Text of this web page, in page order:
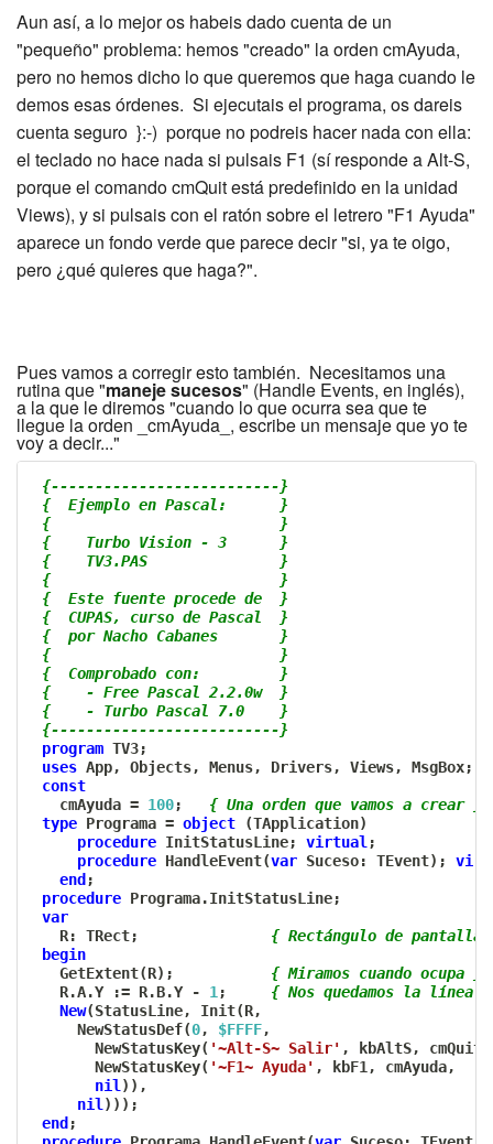
Aun así, a lo mejor os habeis dado cuenta de un
"pequeño" problema: hemos "creado" la orden cmAyuda,
pero no hemos dicho lo que queremos que haga cuando le
demos esas órdenes. Si ejecutais el programa, os dareis
cuenta seguro }:-) porque no podreis hacer nada con ella:
el teclado no hace nada si pulsais F1 (sí responde a Alt-S,
porque el comando cmQuit está predefinido en la unidad
Views), y si pulsais con el ratón sobre el letrero "F1 Ayuda"
aparece un fondo verde que parece decir "si, ya te oigo,
pero ¿qué quieres que haga?".
Pues vamos a corregir esto también. Necesitamos una
rutina que "maneje sucesos" (Handle Events, en inglés),
a la que le diremos "cuando lo que ocurra sea que te
llegue la orden _cmAyuda_, escribe un mensaje que yo te
voy a decir..."
{--------------------------}
{  Ejemplo en Pascal:      }
{                          }
{    Turbo Vision - 3      }
{    TV3.PAS               }
{                          }
{  Este fuente procede de  }
{  CUPAS, curso de Pascal  }
{  por Nacho Cabanes       }
{                          }
{  Comprobado con:         }
{    - Free Pascal 2.2.0w  }
{    - Turbo Pascal 7.0    }
{--------------------------}
program TV3;
uses App, Objects, Menus, Drivers, Views, MsgBox;
const
   cmAyuda
= 100;
{ Una orden que vamos a crear }
type Programa = object (TApplication)
procedure InitStatusLine; virtual;
procedure HandleEvent(var Suceso: TEvent) ;
end ;
procedure Programa.InitStatusLine;
var
   R
: TRect;
{ Rectángulo de pantalla
begin
   GetExtent
(R) ;
{ Miramos cuando ocupa }
   R
.A.Y := R.B.Y - 1;
{ Nos quedamos la
New(StatusLine, Init(R,
     NewStatusDef
(0, $FFFF,
       NewStatusKey
( '~Alt-S~ Salir' , kbAltS, cmQuit
       NewStatusKey
( '~F1~ Ayuda' , kbF1, cmAyuda,
nil) ) ,
nil) ) ) ;
end ;